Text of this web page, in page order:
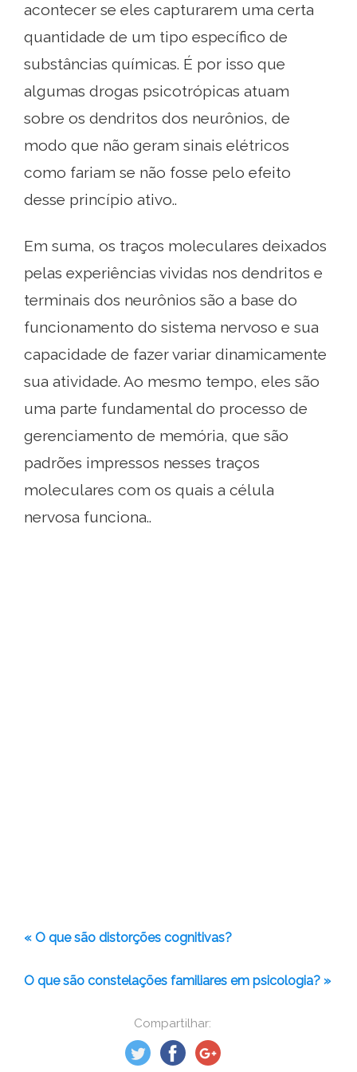
Compartilhar:
acontecer se eles capturarem uma certa
quantidade de um tipo específico de
substâncias químicas. É por isso que
algumas drogas psicotrópicas atuam
sobre os dendritos dos neurônios, de
modo que não geram sinais elétricos
como fariam se não fosse pelo efeito
desse princípio ativo..
Em suma, os traços moleculares deixados
pelas experiências vividas nos dendritos e
terminais dos neurônios são a base do
funcionamento do sistema nervoso e sua
capacidade de fazer variar dinamicamente
sua atividade. Ao mesmo tempo, eles são
uma parte fundamental do processo de
gerenciamento de memória, que são
padrões impressos nesses traços
moleculares com os quais a célula
nervosa funciona..
« O que são distorções cognitivas?
O que são constelações familiares em psicologia? »